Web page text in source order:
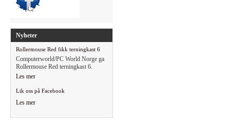
Nyheter
Rollermouse Red fikk terningkast 6
Computerworld/PC World Norge ga
Rollermouse Red terningkast 6.
Les mer
Lik oss på Facebook
Les mer